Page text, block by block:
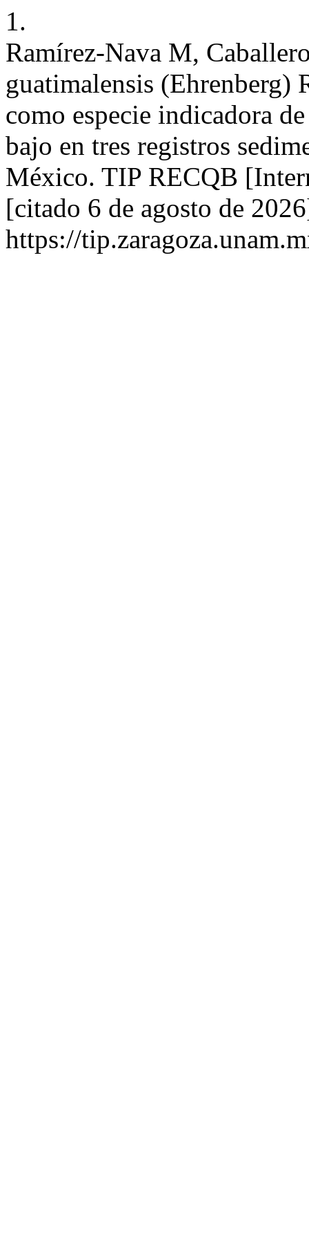
1.
Ramírez-Nava M,
guatimalensis
como especie indicadora
bajo en tres registros
México. TIP RECQB
[citado 6 de agosto de
https://